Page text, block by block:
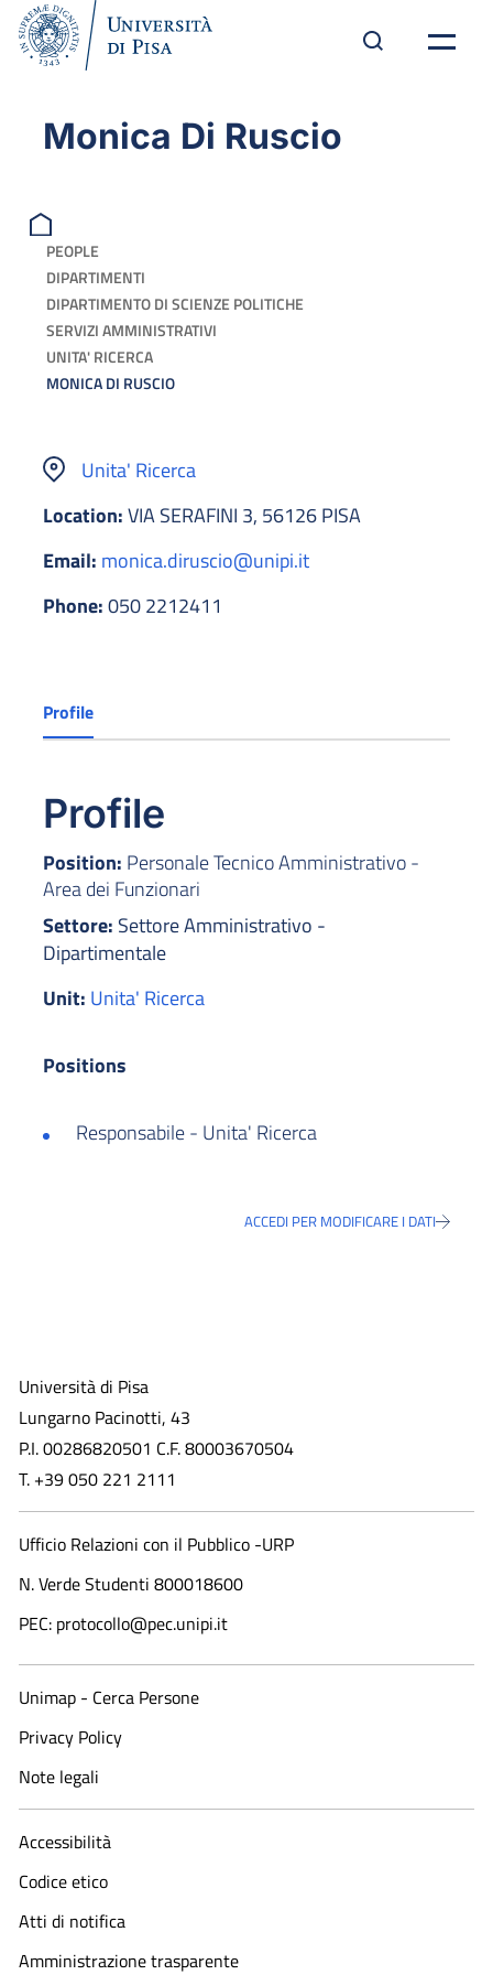
Monica Di Ruscio
PEOPLE
DIPARTIMENTI
DIPARTIMENTO DI SCIENZE POLITICHE
SERVIZI AMMINISTRATIVI
UNITA' RICERCA
MONICA DI RUSCIO
Unita' Ricerca
Location:VIA SERAFINI 3, 56126 PISA
Email: monica.diruscio@unipi.it
Phone:050 2212411
Profile
Profile
Position: Personale Tecnico Amministrativo -
Area dei Funzionari
Settore: Settore Amministrativo -
Dipartimentale
Unit: Unita' Ricerca
Positions
Responsabile - Unita' Ricerca
ACCEDI PER MODIFICARE I DATI
Università di Pisa
Lungarno Pacinotti, 43
P.I. 00286820501 C.F. 80003670504
T. +39 050 221 2111
Ufficio Relazioni con il Pubblico -URP
N. Verde Studenti 800018600​
PEC: protocollo@pec.unipi.it
Unimap - Cerca Persone
Privacy Policy
Note legali
Accessibilità
Codice etico
Atti di notifica
Amministrazione trasparente